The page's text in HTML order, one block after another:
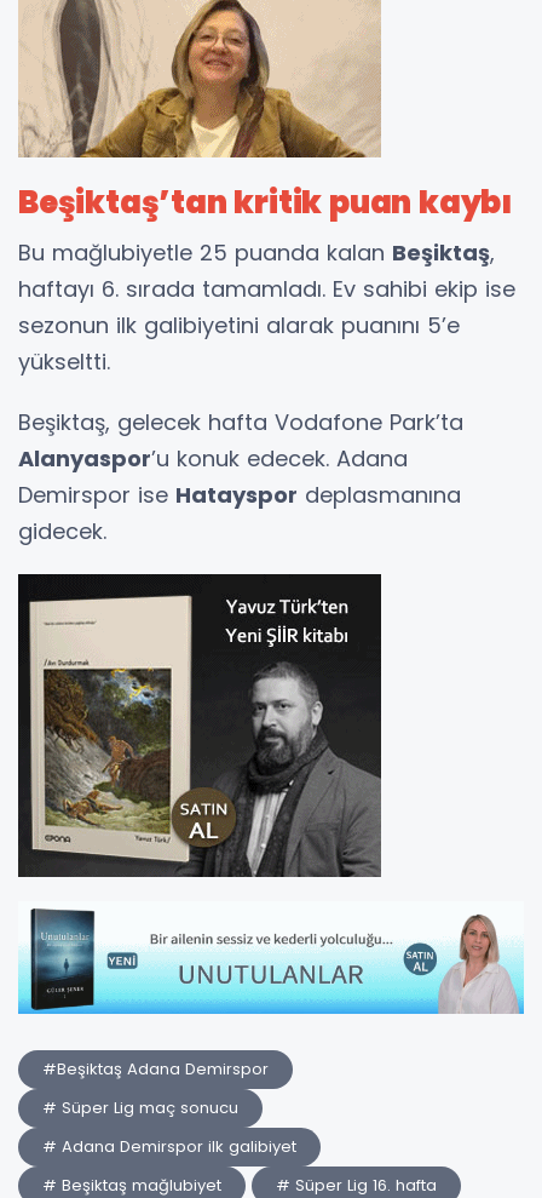
Beşiktaş’tan kritik puan kaybı
Bu mağlubiyetle 25 puanda kalan Beşiktaş,
haftayı 6. sırada tamamladı. Ev sahibi ekip ise
sezonun ilk galibiyetini alarak puanını 5’e
yükseltti.
Beşiktaş, gelecek hafta Vodafone Park’ta
Alanyaspor’u konuk edecek. Adana
Demirspor ise Hatayspor deplasmanına
gidecek.
#Beşiktaş Adana Demirspor
# Süper Lig maç sonucu
# Adana Demirspor ilk galibiyet
# Beşiktaş mağlubiyet
# Süper Lig 16. hafta